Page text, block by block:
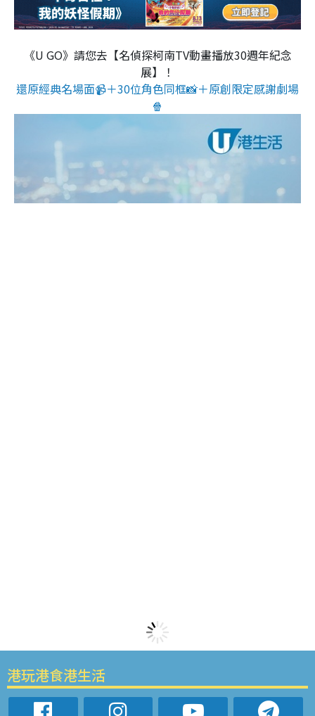
《U GO》請您去【名偵探柯南TV動畫播放30週年紀念
展】！
還原經典名場面📹＋30位角色同框📸＋原創限定感謝劇場
🍿
港玩港食港生活